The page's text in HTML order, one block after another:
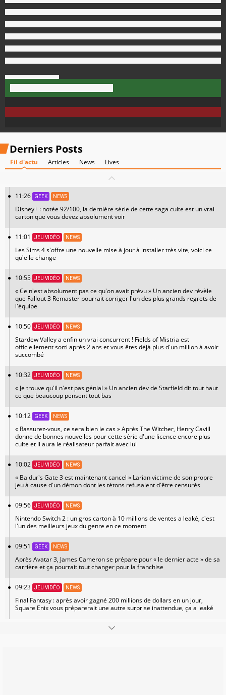
Derniers Posts
Fil d'actu Articles News Lives
11:26 GEEK NEWS
Disney+ : notée 92/100, la dernière série de cette saga culte est un vrai
carton que vous devez absolument voir
11:01 JEU VIDÉO NEWS
Les Sims 4 s'offre une nouvelle mise à jour à installer très vite, voici ce
qu'elle change
10:55 JEU VIDÉO NEWS
« Ce n'est absolument pas ce qu'on avait prévu » Un ancien dev révèle
que Fallout 3 Remaster pourrait corriger l'un des plus grands regrets de
l'équipe
10:50 JEU VIDÉO NEWS
Stardew Valley a enfin un vrai concurrent ! Fields of Mistria est
officiellement sorti après 2 ans et vous êtes déjà plus d'un million à avoir
succombé
10:32 JEU VIDÉO NEWS
« Je trouve qu'il n'est pas génial » Un ancien dev de Starfield dit tout haut
ce que beaucoup pensent tout bas
10:12 GEEK NEWS
« Rassurez-vous, ce sera bien le cas » Après The Witcher, Henry Cavill
donne de bonnes nouvelles pour cette série d'une licence encore plus
culte et il aura le réalisateur parfait avec lui
10:02 JEU VIDÉO NEWS
« Baldur's Gate 3 est maintenant cancel » Larian victime de son propre
jeu à cause d'un démon dont les tétons refusaient d'être censurés
09:56 JEU VIDÉO NEWS
Nintendo Switch 2 : un gros carton à 10 millions de ventes a leaké, c'est
l'un des meilleurs jeux du genre en ce moment
09:51 GEEK NEWS
Après Avatar 3, James Cameron se prépare pour « le dernier acte » de sa
carrière et ça pourrait tout changer pour la franchise
09:23 JEU VIDÉO NEWS
Final Fantasy : après avoir gagné 200 millions de dollars en un jour,
Square Enix vous préparerait une autre surprise inattendue, ça a leaké